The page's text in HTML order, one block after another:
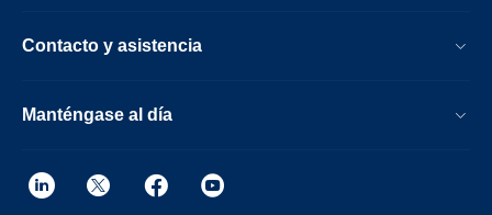
Contacto y asistencia
Manténgase al día